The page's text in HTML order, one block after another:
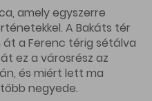
amely egyszerre
A Bakáts tér
a Ferenc térig sétálva
ez a városrész az
és miért lett ma
negyede.